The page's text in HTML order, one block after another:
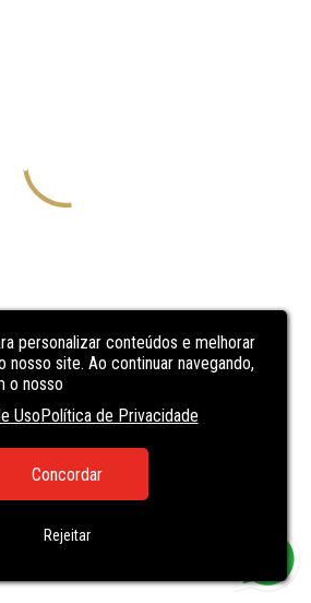
personalizar conteúdos e melhorar
nosso site. Ao continuar navegando,
o nosso
UsoPolítica de Privacidade
Concordar
Rejeitar